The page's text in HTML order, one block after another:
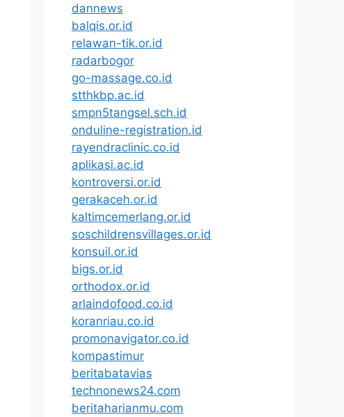
dannews
balqis.or.id
relawan-tik.or.id
radarbogor
go-massage.co.id
stthkbp.ac.id
smpn5tangsel.sch.id
onduline-registration.id
rayendraclinic.co.id
aplikasi.ac.id
kontroversi.or.id
gerakaceh.or.id
kaltimcemerlang.or.id
soschildrensvillages.or.id
konsuil.or.id
bigs.or.id
orthodox.or.id
arlaindofood.co.id
koranriau.co.id
promonavigator.co.id
kompastimur
beritabatavias
technonews24.com
beritaharianmu.com